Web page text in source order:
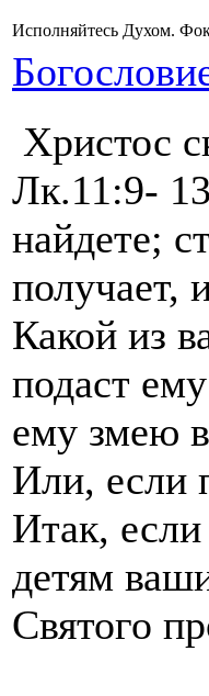
Исполняйтесь Духом.
Христос
Лк.11:9-
найдете;
получает,
Какой из
подаст
ему змею
Или, если
Итак,
детям
Святого